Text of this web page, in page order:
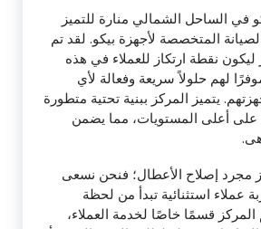
في الساحل الشمالي منارة للتميز
المتخصصة لأجهزة بيكو. لقد تم
نقطة ارتكاز للعملاء في هذه
لهم حلولاً سريعة وفعالة لأي
يتميز المركز ببنية تحتية متطورة
أعلى المستويات، مما يضمن
مجرد إصلاح الأعطال؛ فنحن نسعى
عملاء استثنائية تبدأ من لحظة
المركز قسمًا خاصًا لخدمة العملاء،